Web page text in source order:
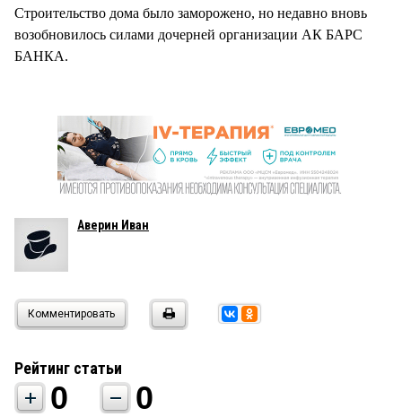
Строительство дома было заморожено, но недавно вновь
возобновилось силами дочерней организации АК БАРС
БАНКА.
Аверин Иван
Комментировать
Рейтинг статьи
0 0